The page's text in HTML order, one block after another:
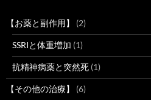
【お薬と副作用】 (2)
SSRIと体重増加 (1)
抗精神病薬と突然死 (1)
【その他の治療】 (6)